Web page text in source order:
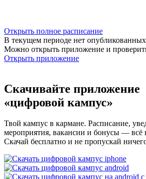
Открыть полное расписание
В текущем периоде нет
Можно открыть приложение и
Открыть приложение
Скачивайте приложение
«цифровой кампус»
Твой кампус в кармане. Расписание,
мероприятия, вакансии и бонусы —
Скачай бесплатно и не пропускай